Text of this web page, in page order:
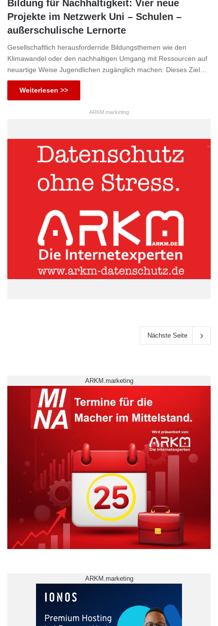
Bildung für Nachhaltigkeit: Vier neue
Projekte im Netzwerk Uni – Schulen –
außerschulische Lernorte
Gesellschaftlich herausfordernde Bildungsthemen wie den
Klimawandel oder den nachhaltigen Umgang mit Ressourcen auf
neuartige Weise Jugendlichen zugänglich machen: Dieses Ziel…
Weiterlesen >>
ARKM.marketing
Nächste Seite
ARKM.marketing
ARKM.marketing